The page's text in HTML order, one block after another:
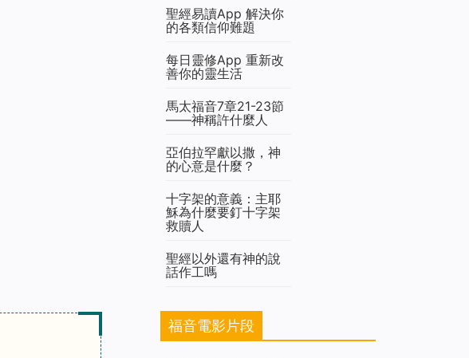
聖經易讀App 解決你
的各類信仰難題
每日靈修App 重新改
善你的靈生活
馬太福音7章21-23節
——神稱許什麼人
亞伯拉罕獻以撒，神
的心意是什麼？
十字架的意義：主耶
穌為什麼要釘十字架
救贖人
聖經以外還有神的說
話作工嗎
福音電影片段